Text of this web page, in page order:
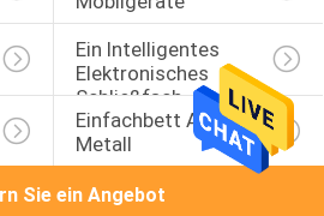
Ein Intelligentes
Elektronisches
Schließfach
Einfachbett Aus
Metall
Sie ein Angebot